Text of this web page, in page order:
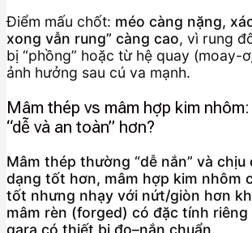
Điểm mấu chốt: méo càng nặng,
xong vẫn rung” càng cao, vì rung
bị “phồng” hoặc từ hệ quay (moay-
ảnh hưởng sau cú va mạnh.
Mâm thép vs mâm hợp kim
“dễ và an toàn” hơn?
Mâm thép thường “dễ nắn” và chịu
dạng tốt hơn, mâm hợp kim nhôm
tốt nhưng nhạy với nứt/giòn hơn
mâm rèn (forged) có đặc tính riêng
gara có thiết bị đo–nắn chuẩn.